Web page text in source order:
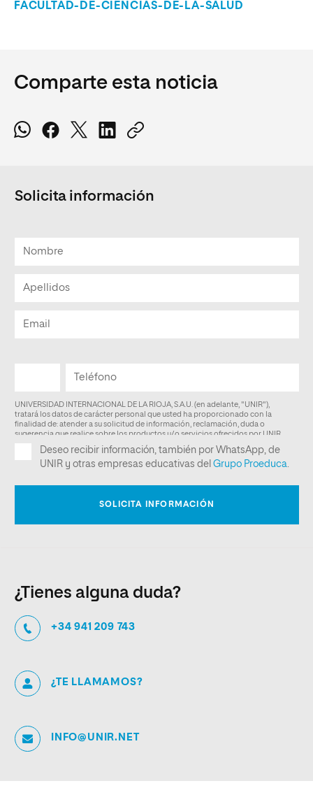
FACULTAD-DE-CIENCIAS-DE-LA-SALUD
Comparte esta noticia
Solicita información
¿Tienes alguna duda?
+34 941 209 743
¿TE LLAMAMOS?
INFO@UNIR.NET